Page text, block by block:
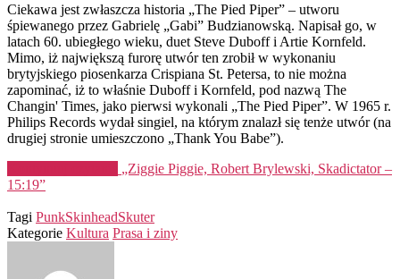
Ciekawa jest zwłaszcza historia „The Pied Piper” – utworu
śpiewanego przez Gabrielę „Gabi” Budzianowską. Napisał go, w
latach 60. ubiegłego wieku, duet Steve Duboff i Artie Kornfeld.
Mimo, iż największą furorę utwór ten zrobił w wykonaniu
brytyjskiego piosenkarza Crispiana St. Petersa, to nie można
zapominać, iż to właśnie Duboff i Kornfeld, pod nazwą The
Changin' Times, jako pierwsi wykonali „The Pied Piper”. W 1965 r.
Philips Records wydał singiel, na którym znalazł się tenże utwór (na
drugiej stronie umieszczono „Thank You Babe”).
„Ziggie Piggie, Robert Brylewski, Skadictator –
15:19”
Tagi PunkSkinheadSkuter
Kategorie Kultura Prasa i ziny